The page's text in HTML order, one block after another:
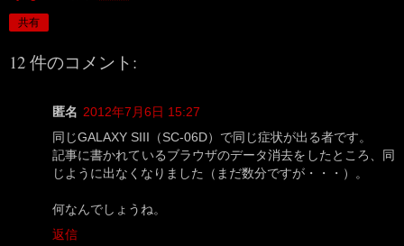
共有
12 件のコメント:
匿名 2012年7月6日 15:27
同じGALAXY SIII（SC-06D）で同じ症状が出る者です。
記事に書かれているブラウザのデータ消去をしたところ、同
じように出なくなりました（まだ数分ですが・・・）。
何なんでしょうね。
返信